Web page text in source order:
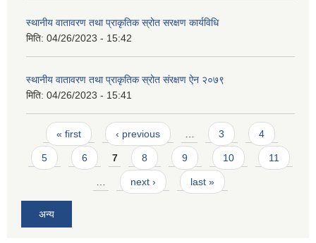
स्थानीय वातावरण तथा प्राकृतिक स्रोत सरक्षण कार्यविधि
मिति: 04/26/2023 - 15:42
स्थानीय वातावरण तथा प्राकृतिक स्रोत संरक्षण ऐन २०७९
मिति: 04/26/2023 - 15:41
Pages
« first ‹ previous 3 4
5 6 7 8 9 10 11
next › last »
अन्य